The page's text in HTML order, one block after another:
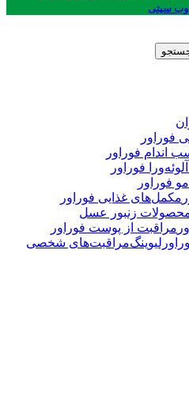
سیتی
فوراور
اندام فوراور
فوراور
فوراور
مکمل‌های غذایی فوراور
زنبور عسل
مراقبت از پوست فوراور
مراقبت‌های شخصی